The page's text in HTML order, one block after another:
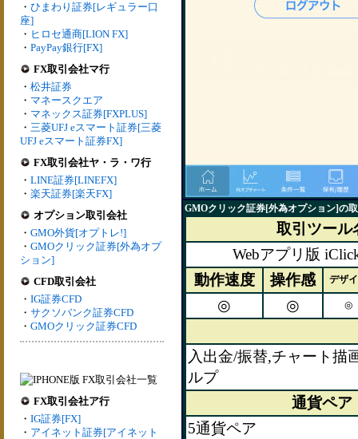
・ ひまわり証券[レギュラー口
座]
・ ヒロセ通商[LION FX]
・ PayPay銀行[FX]
FX取引会社マ行
・ 松井証券
・ マネースクエア
・ マネックス証券[FXPLUS]
・ 三菱UFJ eスマート証券[三菱
UFJ eスマート証券FX]
FX取引会社ヤ・ラ・ワ行
・ LINE証券[LINEFX]
・ 楽天証券[楽天FX]
オプション取引会社
・ GMO外貨[オプトレ!]
・ GMOクリック証券[外為オプ
ション]
CFD取引会社
・ IG証券CFD
・ サクソバンク証券CFD
・ GMOクリック証券CFD
FX取引会社ア行
・ IG証券[FX]
・ アイネット証券[アイネット
GMOクリック証券[外為オプション]の
取引ツール
Webアプリ版
動作速度
操作感 デザ
◎ ◎ ◎
入出金/振替,チャート描
ルプ
通貨ペア
5通貨ペア